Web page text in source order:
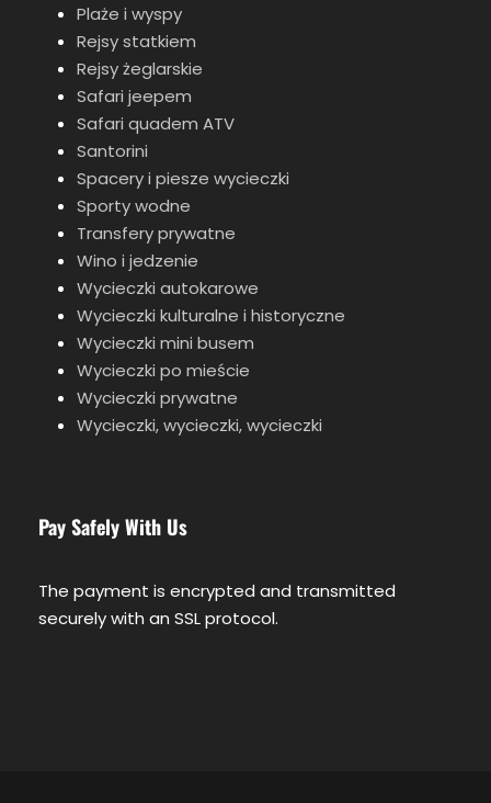
Plaże i wyspy
Rejsy statkiem
Rejsy żeglarskie
Safari jeepem
Safari quadem ATV
Santorini
Spacery i piesze wycieczki
Sporty wodne
Transfery prywatne
Wino i jedzenie
Wycieczki autokarowe
Wycieczki kulturalne i historyczne
Wycieczki mini busem
Wycieczki po mieście
Wycieczki prywatne
Wycieczki, wycieczki, wycieczki
Pay Safely With Us
The payment is encrypted and transmitted
securely with an SSL protocol.